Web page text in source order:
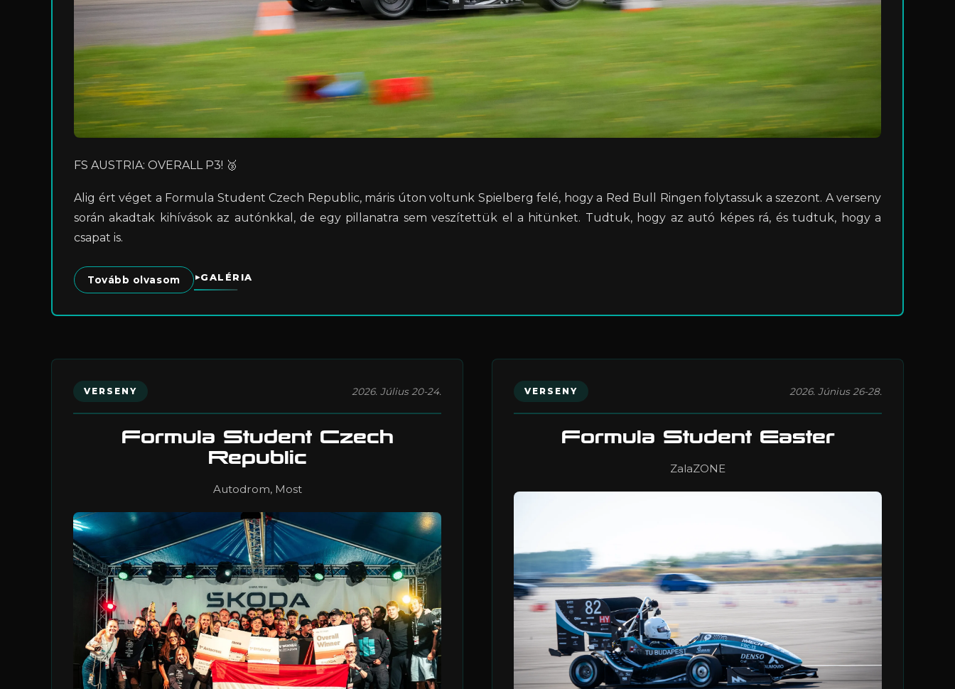
FS AUSTRIA: OVERALL P3! 🥉
Alig ért véget a Formula Student Czech Republic, máris úton voltunk Spielberg felé, hogy a Red Bull Ringen folytassuk a szezont. A verseny
során akadtak kihívások az autónkkal, de egy pillanatra sem veszítettük el a hitünket. Tudtuk, hogy az autó képes rá, és tudtuk, hogy a
csapat is.
Tovább olvasom GALÉRIA
VERSENY 2026. Július 20-24.
Formula Student Czech
Republic
Autodrom, Most
VERSENY 2026. Június 26-28.
Formula Student Easter
ZalaZONE